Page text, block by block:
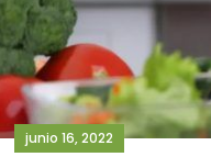
junio 16, 2022